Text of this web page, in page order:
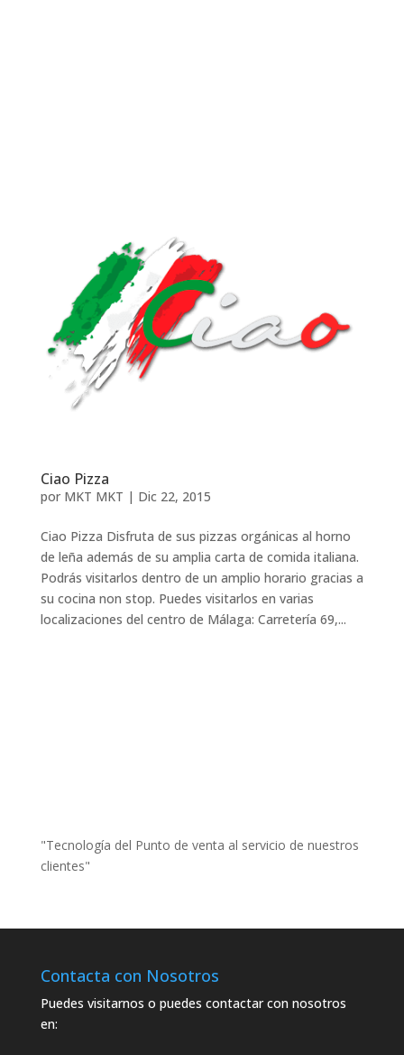
Ciao Pizza
por MKT MKT | Dic 22, 2015
Ciao Pizza Disfruta de sus pizzas orgánicas al horno
de leña además de su amplia carta de comida italiana.
Podrás visitarlos dentro de un amplio horario gracias a
su cocina non stop. Puedes visitarlos en varias
localizaciones del centro de Málaga: Carretería 69,...
"Tecnología del Punto de venta al servicio de nuestros
clientes"
Contacta con Nosotros
Puedes visitarnos o puedes contactar con nosotros
en: